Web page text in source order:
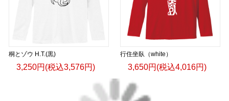
桐とゾウ H.T.(黒)
3,250円(税込3,576円)
行住坐臥（white）
3,650円(税込4,016円)